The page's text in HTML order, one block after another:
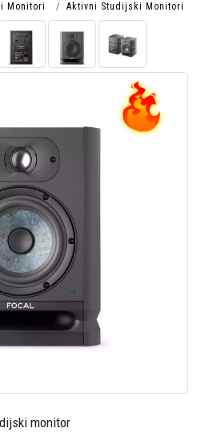
Monitori Aktivni Studijski Monitori
monitor